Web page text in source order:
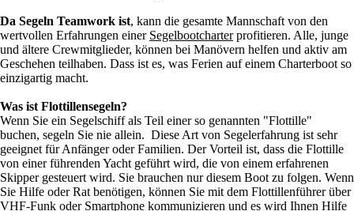
Da Segeln Teamwork ist, kann die gesamte Mannschaft von den
wertvollen Erfahrungen einer Segelbootcharterprofitieren. Alle, junge
und ältere Crewmitglieder, können bei Manövern helfen und aktiv am
Geschehen teilhaben. Dass ist es, was Ferien auf einem Charterboot so
einzigartig macht.
Was ist Flottillensegeln?
Wenn Sie ein Segelschiff als Teil einer so genannten "Flottille"
buchen, segeln Sie nie allein. Diese Art von Segelerfahrung ist sehr
geeignet für Anfänger oder Familien. Der Vorteil ist, dass die Flottille
von einer führenden Yacht geführt wird, die von einem erfahrenen
Skipper gesteuert wird. Sie brauchen nur diesem Boot zu folgen. Wenn
Sie Hilfe oder Rat benötigen, können Sie mit dem Flottillenführer über
VHF-Funk oder Smartphone kommunizieren und es wird Ihnen Hilfe